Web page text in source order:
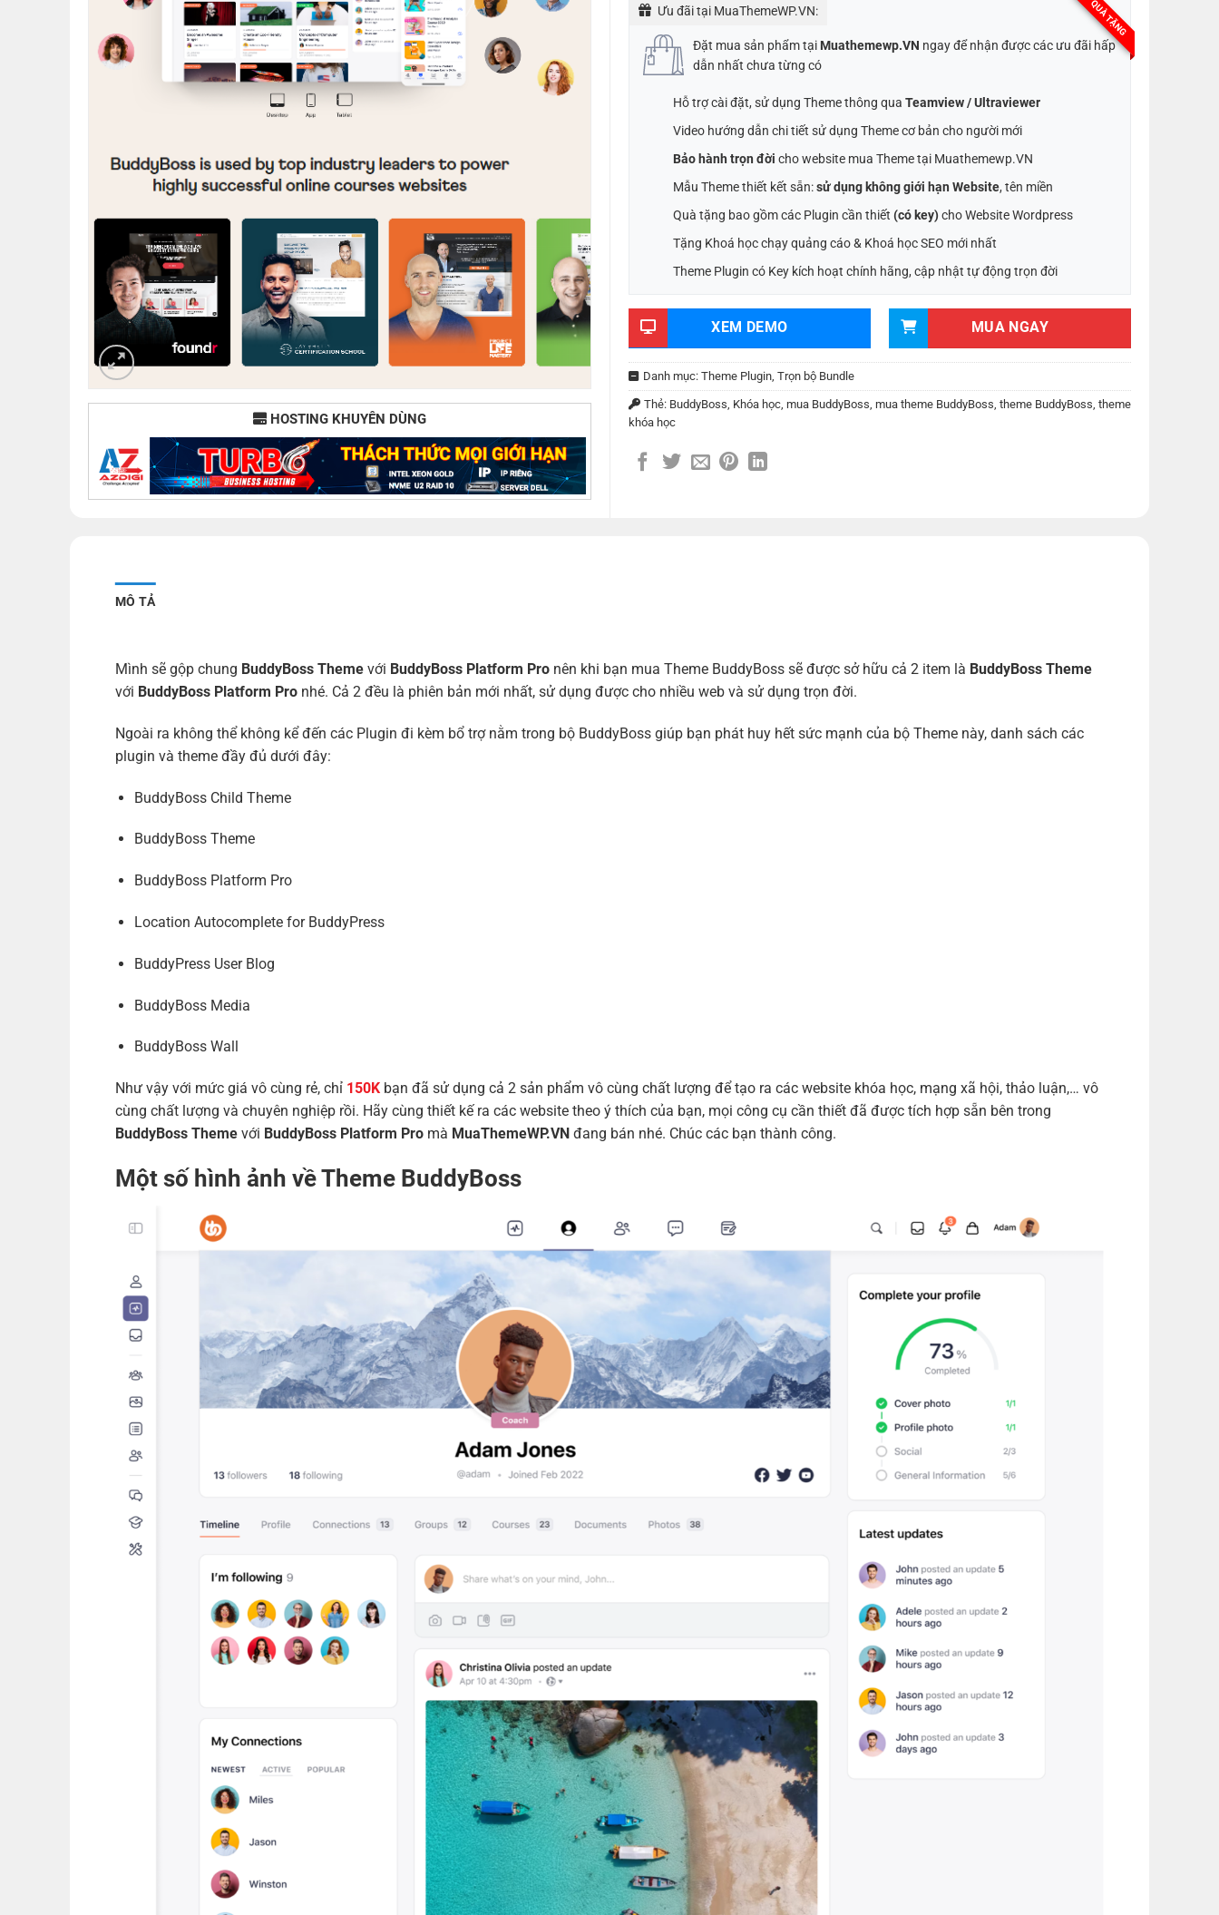
HOSTING KHUYÊN DÙNG
QUÀ TẶNG
Ưu đãi tại MuaThemeWP.VN:
Đặt mua sản phẩm tại Muathemewp.VN ngay để nhận được các ưu đãi hấp
dẫn nhất chưa từng có
Hỗ trợ cài đặt, sử dụng Theme thông qua Teamview / Ultraviewer
Video hướng dẫn chi tiết sử dụng Theme cơ bản cho người mới
Bảo hành trọn đời cho website mua Theme tại Muathemewp.VN
Mẫu Theme thiết kết sẵn:sử dụng không giới hạn Website, tên miền
Quà tặng bao gồm các Plugin cần thiết (có key)cho Website Wordpress
Tặng Khoá học chạy quảng cáo & Khoá học SEO mới nhất
Theme Plugin có Key kích hoạt chính hãng, cập nhật tự động trọn đời
XEM DEMO MUA NGAY
Danh mục: Theme Plugin, Trọn bộ Bundle
Thẻ: BuddyBoss, Khóa học, mua BuddyBoss, mua theme BuddyBoss, theme BuddyBoss, theme
khóa học
MÔ TẢ
Mình sẽ gộp chung BuddyBoss Theme với BuddyBoss Platform Pro nên khi bạn mua Theme BuddyBoss sẽ được sở hữu cả 2 item là BuddyBoss Theme
với BuddyBoss Platform Pro nhé. Cả 2 đều là phiên bản mới nhất, sử dụng được cho nhiều web và sử dụng trọn đời.
Ngoài ra không thể không kể đến các Plugin đi kèm bổ trợ nằm trong bộ BuddyBoss giúp bạn phát huy hết sức mạnh của bộ Theme này, danh sách các
plugin và theme đầy đủ dưới đây:
BuddyBoss Child Theme
BuddyBoss Theme
BuddyBoss Platform Pro
Location Autocomplete for BuddyPress
BuddyPress User Blog
BuddyBoss Media
BuddyBoss Wall
Như vậy với mức giá vô cùng rẻ, chỉ 150K bạn đã sử dụng cả 2 sản phẩm vô cùng chất lượng để tạo ra các website khóa học, mạng xã hội, thảo luận,… vô
cùng chất lượng và chuyên nghiệp rồi. Hãy cùng thiết kế ra các website theo ý thích của bạn, mọi công cụ cần thiết đã được tích hợp sẵn bên trong
BuddyBoss Theme với BuddyBoss Platform Pro mà MuaThemeWP.VN đang bán nhé. Chúc các bạn thành công.
Một số hình ảnh về Theme BuddyBoss